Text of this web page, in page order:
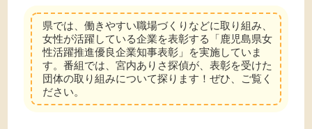
県では、働きやすい職場づくりなどに取り組み、
女性が活躍している企業を表彰する「鹿児島県女
性活躍推進優良企業知事表彰」を実施していま
す。番組では、宮内ありさ探偵が、表彰を受けた
団体の取り組みについて探ります！ぜひ、ご覧く
ださい。